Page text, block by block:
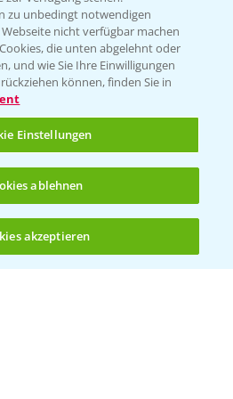
Sie uns
Datenschutzerklärung
zu unbedingt notwendigen
nicht verfügbar machen
die unten abgelehnt oder
und wie Sie Ihre Einwilligungen
können, finden Sie in
Einstellungen
ablehnen
akzeptieren